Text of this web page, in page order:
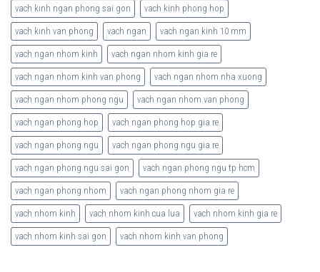
vach kinh ngan phong sai gon vach kinh phong hop
vach kinh van phong vach ngan vach ngan kinh 10 mm
vach ngan nhom kinh vach ngan nhom kinh gia re
vach ngan nhom kinh van phong vach ngan nhom nha xuong
vach ngan nhom phong ngu vach ngan nhom van phong
vach ngan phong hop vach ngan phong hop gia re
vach ngan phong ngu vach ngan phong ngu gia re
vach ngan phong ngu sai gon vach ngan phong ngu tp hcm
vach ngan phong nhom vach ngan phong nhom gia re
vach nhom kinh vach nhom kinh cua lua vach nhom kinh gia re
vach nhom kinh sai gon vach nhom kinh van phong